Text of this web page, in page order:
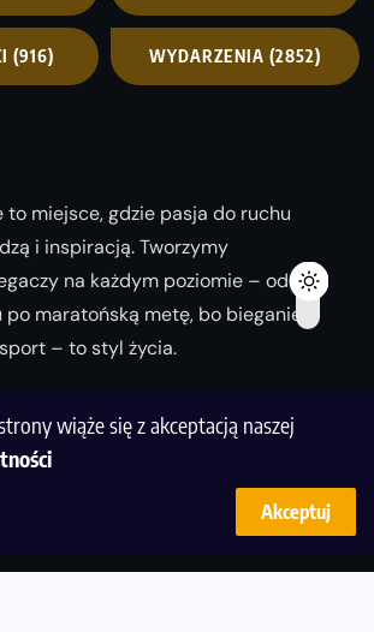
wiąże się z akceptacją naszej
Akceptuj
(916) WYDARZENIA (2852)
to miejsce, gdzie pasja do ruchu
i inspiracją. Tworzymy
na każdym poziomie – od
po maratońską metę, bo bieganie
– to styl życia.
swoją najlepszą wersję!